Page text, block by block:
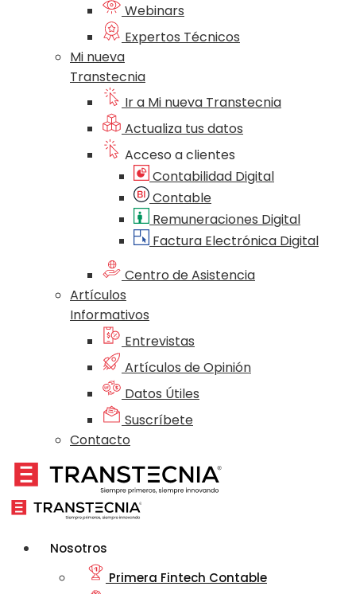
Webinars
Expertos Técnicos
Mi nueva
Transtecnia
Ir a Mi nueva Transtecnia
Actualiza tus datos
Acceso a clientes
Contabilidad Digital
Contable
Remuneraciones Digital
Factura Electrónica Digital
Centro de Asistencia
Artículos
Informativos
Entrevistas
Artículos de Opinión
Datos Útiles
Suscríbete
Contacto
Nosotros
Primera Fintech Contable